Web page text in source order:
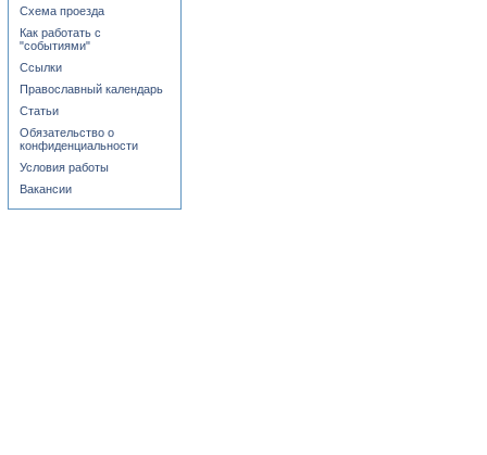
Схема проезда
Как работать с
"событиями"
Ссылки
Православный календарь
Статьи
Обязательство о
конфиденциальности
Условия работы
Вакансии